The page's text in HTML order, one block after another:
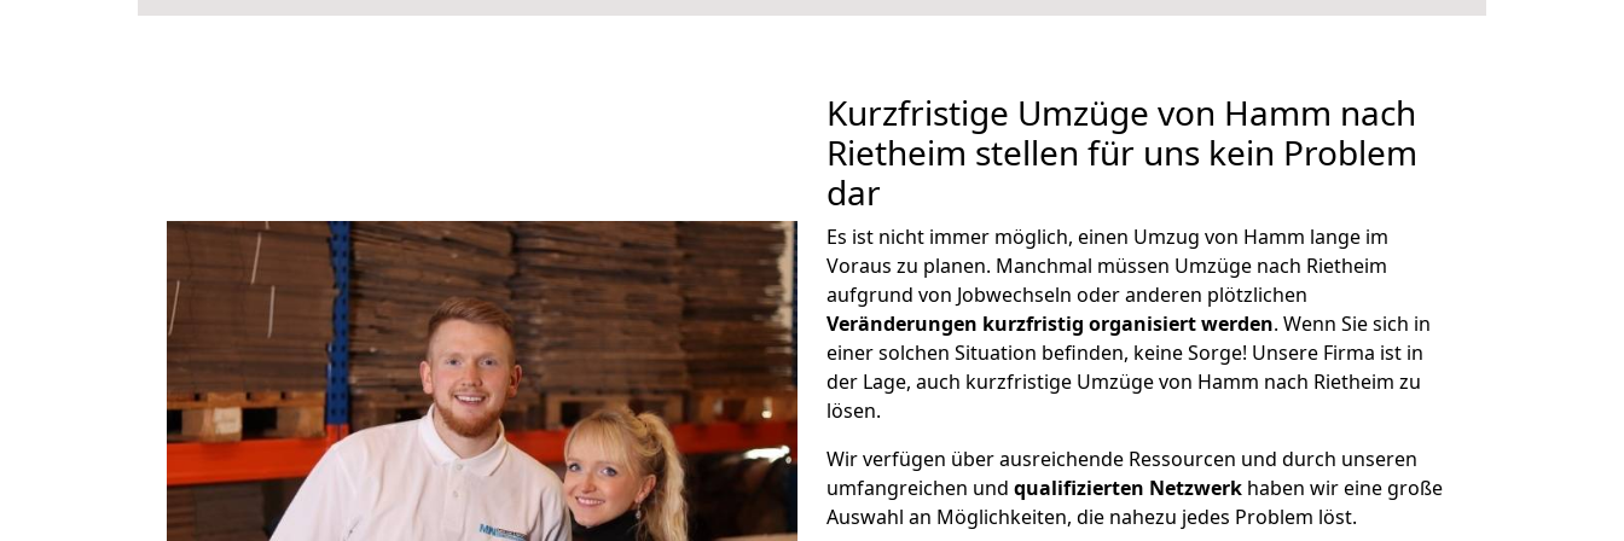
Kurzfristige Umzüge von Hamm nach
Rietheim stellen für uns kein Problem
dar
Es ist nicht immer möglich, einen Umzug von Hamm lange im
Voraus zu planen. Manchmal müssen Umzüge nach Rietheim
aufgrund von Jobwechseln oder anderen plötzlichen
Veränderungen kurzfristig organisiert werden. Wenn Sie sich in
einer solchen Situation befinden, keine Sorge! Unsere Firma ist in
der Lage, auch kurzfristige Umzüge von Hamm nach Rietheim zu
lösen.
Wir verfügen über ausreichende Ressourcen und durch unseren
umfangreichen und qualifizierten Netzwerk haben wir eine große
Auswahl an Möglichkeiten, die nahezu jedes Problem löst.